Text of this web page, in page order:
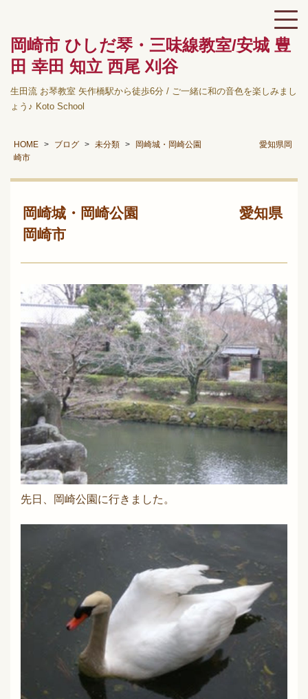
岡崎市 ひしだ琴・三味線教室/安城 豊
田 幸田 知立 西尾 刈谷
生田流 お琴教室 矢作橋駅から徒歩6分 / ご一緒に和の音色を楽しみまし
ょう♪ Koto School
HOME ブログ 未分類
岡崎城・岡崎公園 愛知県岡
崎市
岡崎城・岡崎公園 愛知県
岡崎市
先日、岡崎公園に行きました。